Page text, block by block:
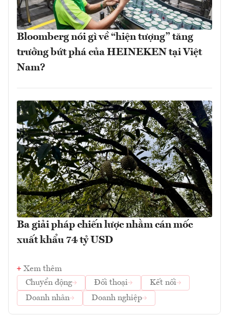
Bloomberg nói gì về “hiện tượng” tăng
trưởng bứt phá của HEINEKEN tại Việt
Nam?
Ba giải pháp chiến lược nhằm cán mốc
xuất khẩu 74 tỷ USD
Xem thêm
Chuyển động
Đối thoại
Kết nối
Doanh nhân
Doanh nghiệp